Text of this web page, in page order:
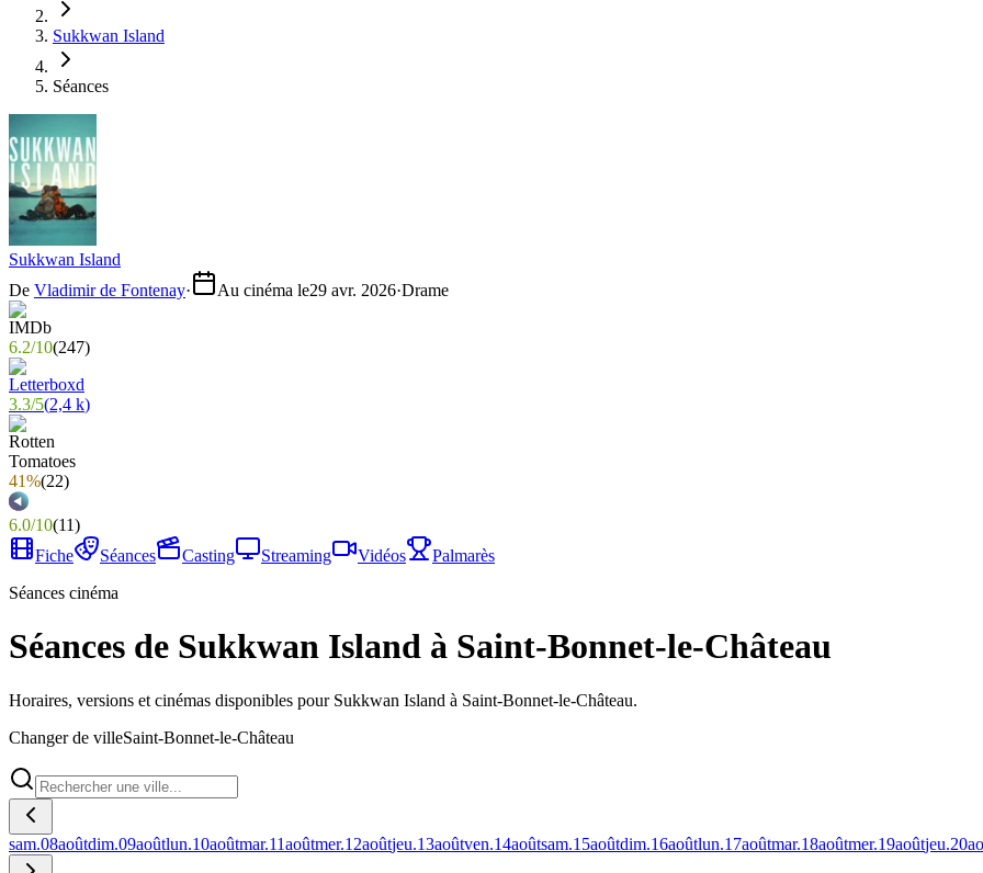
Sukkwan Island
Séances
Sukkwan Island
De Vladimir de Fontenay· Au cinéma le29 avr. 2026·Drame
6.2/10(247)
3.3/5(2,4 k)
41%(22)
6.0/10(11)
Fiche
Séances Casting Streaming Vidéos
Palmarès
Séances cinéma
Séances de Sukkwan Island à Saint-Bonnet-le-Château
Horaires, versions et cinémas disponibles pour Sukkwan Island à Saint-Bonnet-le-Château.
Changer de villeSaint-Bonnet-le-Château
sam.08aoûtdim.09aoûtlun.10aoûtmar.11aoûtmer.12aoûtjeu.13aoûtven.14aoûtsam.15aoûtdim.16aoûtlun.17aoûtmar.18aoûtmer.19aoûtjeu.20